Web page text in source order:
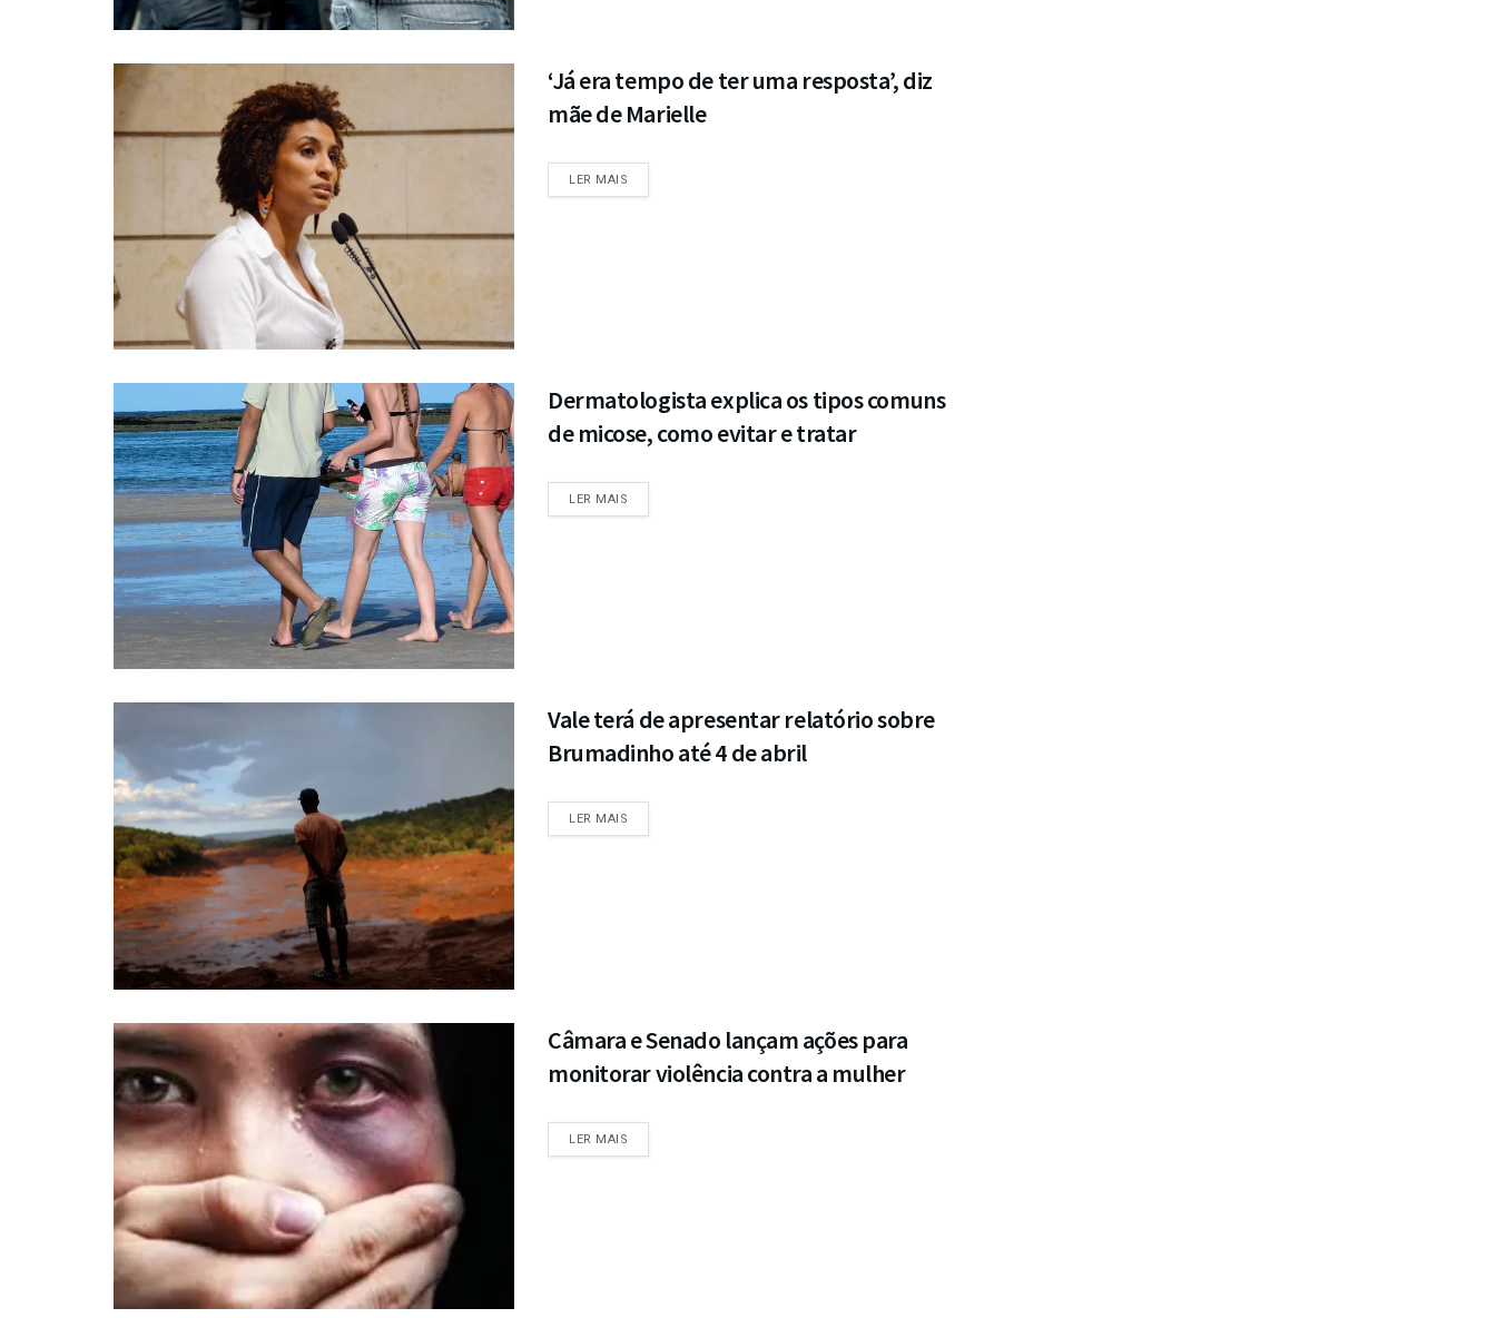
‘Já era tempo de ter uma resposta’, diz
mãe de Marielle
LER MAIS
Dermatologista explica os tipos comuns
de micose, como evitar e tratar
LER MAIS
Vale terá de apresentar relatório sobre
Brumadinho até 4 de abril
LER MAIS
Câmara e Senado lançam ações para
monitorar violência contra a mulher
LER MAIS